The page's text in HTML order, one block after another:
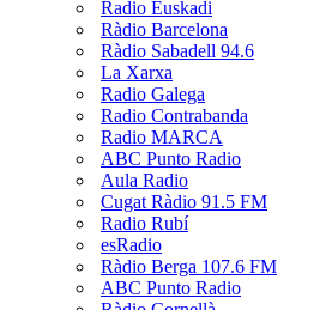
Radio Euskadi
Ràdio Barcelona
Ràdio Sabadell 94.6
La Xarxa
Radio Galega
Radio Contrabanda
Radio MARCA
ABC Punto Radio
Aula Radio
Cugat Ràdio 91.5 FM
Radio Rubí
esRadio
Ràdio Berga 107.6 FM
ABC Punto Radio